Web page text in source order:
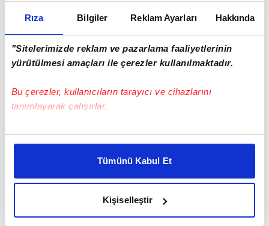
Rıza Bilgiler Reklam Ayarları Hakkında
"Sitelerimizde reklam ve pazarlama faaliyetlerinin
yürütülmesi amaçları ile çerezler kullanılmaktadır.
Bu çerezler, kullanıcıların tarayıcı ve cihazlarını
tanımlayarak çalışırlar.
Bu çerezlere izin vermeniz halinde sizlere özel
daha iyi reklam deneyimi yaşatabiliriz. Bunu yaparken
amacımızın size daha iyi bir reklam deneyimi sunmak
elimizden gelen çabayı gösterdiğimizi ve bu noktada,
Tümünü Kabul Et
Kişiselleştir
F.Bahçe ile tüm kulvarlarda 13 maça çıkan Arda